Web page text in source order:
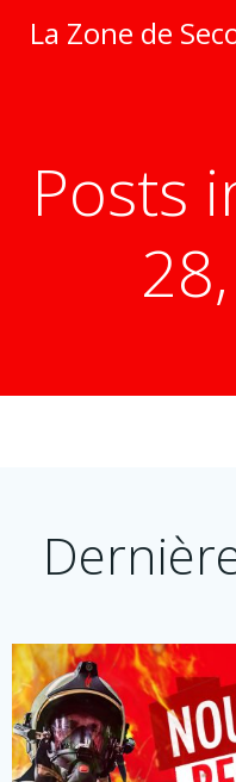
La Zone de
Posts